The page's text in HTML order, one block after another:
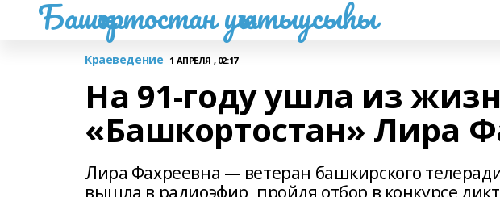
Башҡортостан уҡытыусыһы
Краеведение 1 АПРЕЛЯ , 02:17
На 91-году ушла из
«Башкортостан» Лира
Лира Фахреевна — ветеран башкирского
вышла в радиоэфир, пройдя отбор в конкурсе